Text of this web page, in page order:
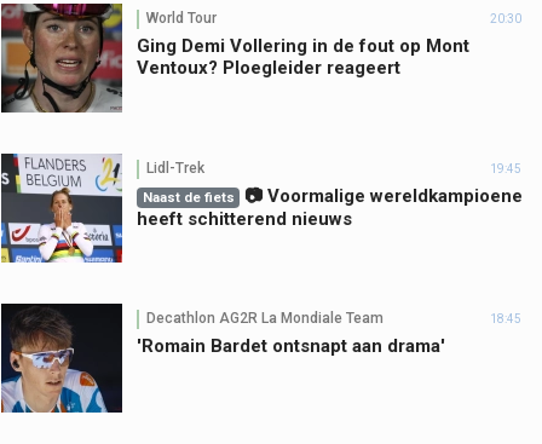
World Tour 20:30
Ging Demi Vollering in de fout op Mont
Ventoux? Ploegleider reageert
Lidl-Trek 19:45
Naast de fiets
📷 Voormalige wereldkampioene
heeft schitterend nieuws
Decathlon AG2R La Mondiale Team 18:45
'Romain Bardet ontsnapt aan drama'